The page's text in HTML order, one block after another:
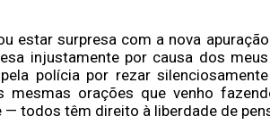
estar surpresa com a nova
injustamente por causa dos
polícia por rezar
mesmas orações que venho
todos têm direito à liberdade de